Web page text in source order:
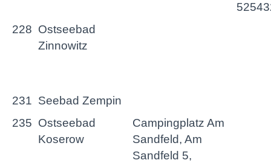
228 Ostseebad
Zinnowitz
231 Seebad Zempin
235 Ostseebad
Koserow
Campingplatz Am
Sandfeld, Am
Sandfeld 5,